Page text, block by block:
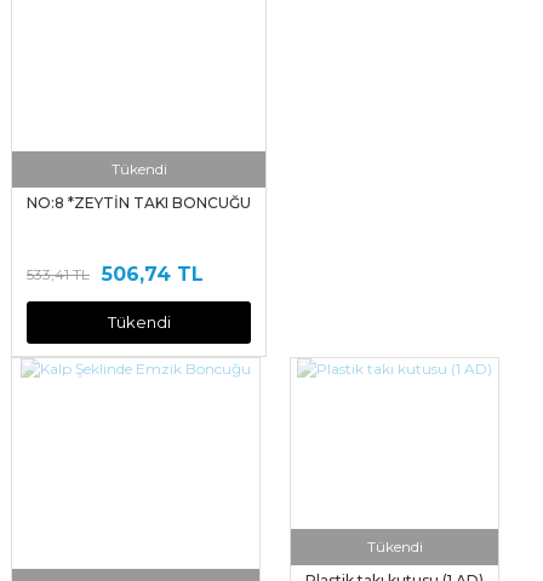
Tükendi
NO:8 *ZEYTİN TAKI BONCUĞU
533,41 TL 506,74 TL
Tükendi
Tükendi